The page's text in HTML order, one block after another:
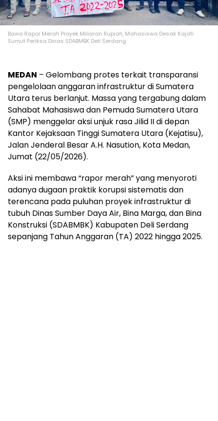
Bawa Rapor Merah Proyek Miliaran Rupiah, Mahasiswa Desak Kajati
Sumut Periksa Dinas SDABMBK Deli Serdang
MEDAN – Gelombang protes terkait transparansi
pengelolaan anggaran infrastruktur di Sumatera
Utara terus berlanjut. Massa yang tergabung dalam
Sahabat Mahasiswa dan Pemuda Sumatera Utara
(SMP) menggelar aksi unjuk rasa Jilid II di depan
Kantor Kejaksaan Tinggi Sumatera Utara (Kejatisu),
Jalan Jenderal Besar A.H. Nasution, Kota Medan,
Jumat (22/05/2026).
Aksi ini membawa “rapor merah” yang menyoroti
adanya dugaan praktik korupsi sistematis dan
terencana pada puluhan proyek infrastruktur di
tubuh Dinas Sumber Daya Air, Bina Marga, dan Bina
Konstruksi (SDABMBK) Kabupaten Deli Serdang
sepanjang Tahun Anggaran (TA) 2022 hingga 2025.